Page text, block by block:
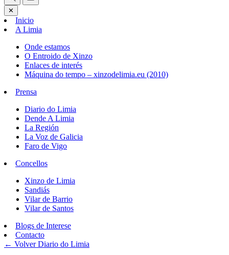
✕
Inicio
A Limia
Onde estamos
O Entroido de Xinzo
Enlaces de interés
Máquina do tempo – xinzodelimia.eu (2010)
Prensa
Diario do Limia
Dende A Limia
La Región
La Voz de Galicia
Faro de Vigo
Concellos
Xinzo de Limia
Sandiás
Vilar de Barrio
Vilar de Santos
Blogs de Interese
Contacto
← VolverDiario do Limia